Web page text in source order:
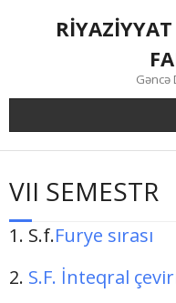
Gəncə
VII SEMESTR
1. S.f.Furye sırası
2. S.F. İnteqral